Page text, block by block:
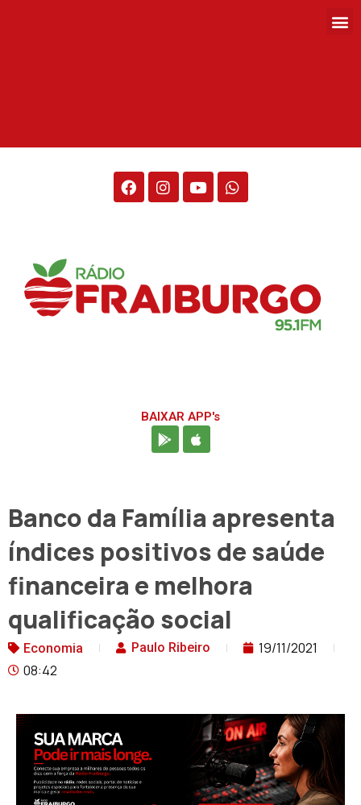
BAIXAR APP's
Banco da Família apresenta
índices positivos de saúde
financeira e melhora
qualificação social
Economia Paulo Ribeiro
19/11/2021
08:42